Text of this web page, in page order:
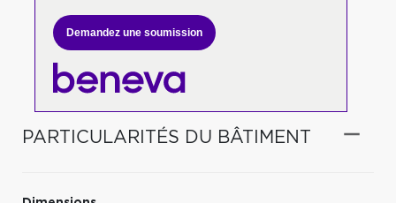
Demandez une soumission
PARTICULARITÉS DU BÂTIMENT